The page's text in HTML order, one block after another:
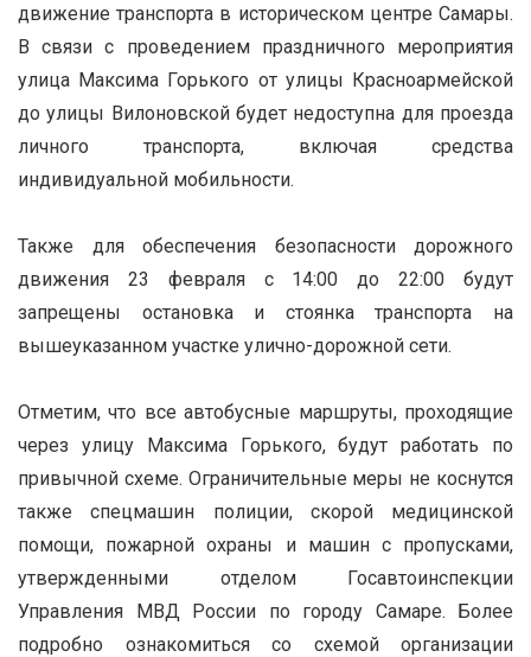
движение транспорта в историческом центре Самары.
В связи с проведением праздничного мероприятия
улица Максима Горького от улицы Красноармейской
до улицы Вилоновской будет недоступна для проезда
личного транспорта, включая средства
индивидуальной мобильности.
Также для обеспечения безопасности дорожного
движения 23 февраля с 14:00 до 22:00 будут
запрещены остановка и стоянка транспорта на
вышеуказанном участке улично-дорожной сети.
Отметим, что все автобусные маршруты, проходящие
через улицу Максима Горького, будут работать по
привычной схеме. Ограничительные меры не коснутся
также спецмашин полиции, скорой медицинской
помощи, пожарной охраны и машин с пропусками,
утвержденными отделом Госавтоинспекции
Управления МВД России по городу Самаре. Более
подробно ознакомиться со схемой организации